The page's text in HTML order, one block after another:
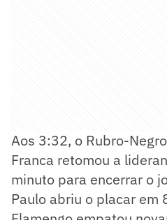
Aos 3:32, o Rubro-
Franca retomou a
minuto para encerrar o
Paulo abriu o placar em